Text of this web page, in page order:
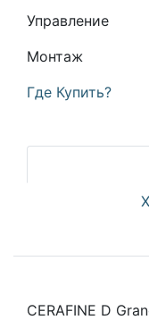
Управление
Монтаж
Где Купить?
CERAFINE D